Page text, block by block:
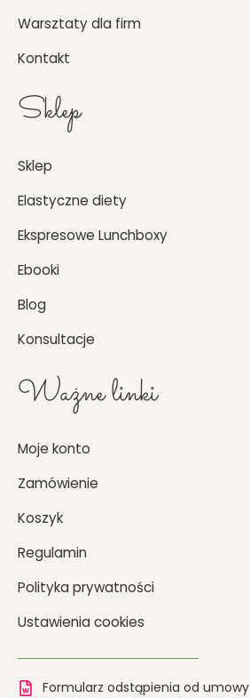
Warsztaty dla firm
Kontakt
Sklep
Sklep
Elastyczne diety
Ekspresowe Lunchboxy
Ebooki
Blog
Konsultacje
Ważne linki
Moje konto
Zamówienie
Koszyk
Regulamin
Polityka prywatności
Ustawienia cookies
Formularz odstąpienia od umowy